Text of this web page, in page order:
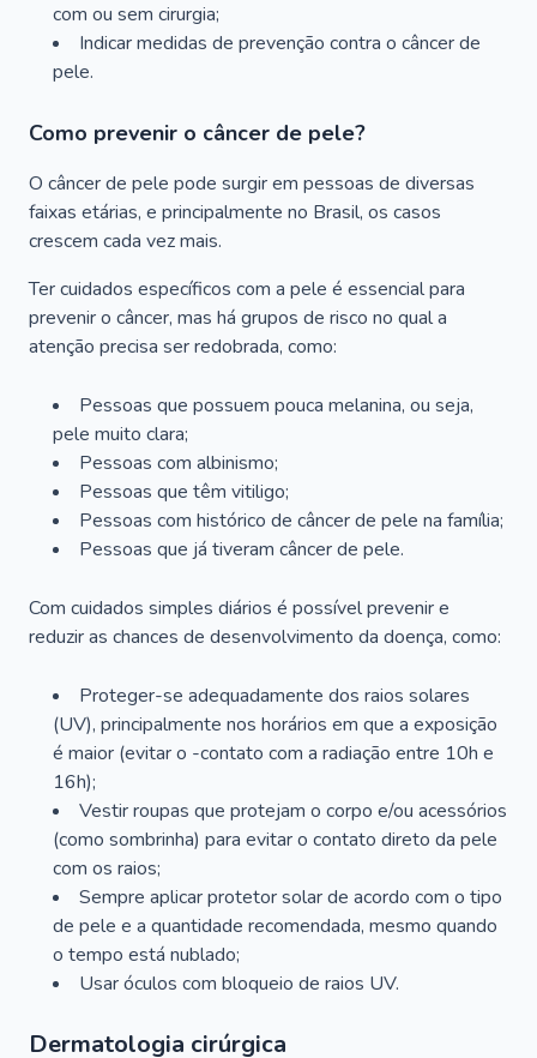
com ou sem cirurgia;
Indicar medidas de prevenção contra o câncer de
pele.
Como prevenir o câncer de pele?
O câncer de pele pode surgir em pessoas de diversas
faixas etárias, e principalmente no Brasil, os casos
crescem cada vez mais.
Ter cuidados específicos com a pele é essencial para
prevenir o câncer, mas há grupos de risco no qual a
atenção precisa ser redobrada, como:
Pessoas que possuem pouca melanina, ou seja,
pele muito clara;
Pessoas com albinismo;
Pessoas que têm vitiligo;
Pessoas com histórico de câncer de pele na família;
Pessoas que já tiveram câncer de pele.
Com cuidados simples diários é possível prevenir e
reduzir as chances de desenvolvimento da doença, como:
Proteger-se adequadamente dos raios solares
(UV), principalmente nos horários em que a exposição
é maior (evitar o -contato com a radiação entre 10h e
16h);
Vestir roupas que protejam o corpo e/ou acessórios
(como sombrinha) para evitar o contato direto da pele
com os raios;
Sempre aplicar protetor solar de acordo com o tipo
de pele e a quantidade recomendada, mesmo quando
o tempo está nublado;
Usar óculos com bloqueio de raios UV.
Dermatologia cirúrgica